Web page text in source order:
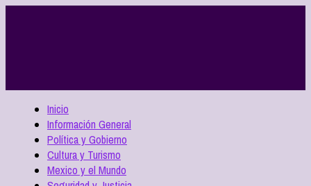
Inicio
Información General
Política y Gobierno
Cultura y Turismo
Mexico y el Mundo